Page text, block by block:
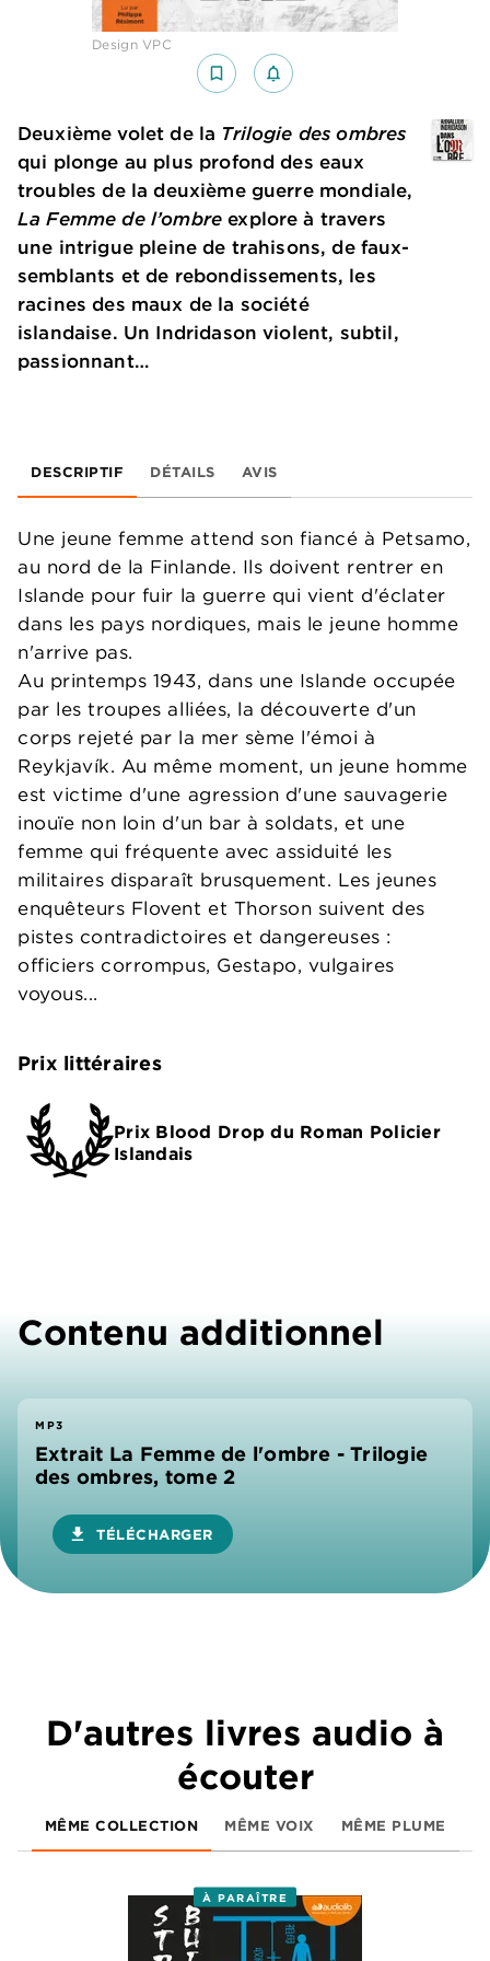
Design VPC
bookmark_border notifications_none_outlined
Deuxième volet de la Trilogie des ombres
qui plonge au plus profond des eaux
troubles de la deuxième guerre mondiale,
La Femme de l’ombre explore à travers
une intrigue pleine de trahisons, de faux-
semblants et de rebondissements, les
racines des maux de la société
islandaise. Un Indridason violent, subtil,
passionnant…
DESCRIPTIF DÉTAILS AVIS
Une jeune femme attend son fiancé à Petsamo,
au nord de la Finlande. Ils doivent rentrer en
Islande pour fuir la guerre qui vient d'éclater
dans les pays nordiques, mais le jeune homme
n'arrive pas.
Au printemps 1943, dans une Islande occupée
par les troupes alliées, la découverte d'un
corps rejeté par la mer sème l'émoi à
Reykjavík. Au même moment, un jeune homme
est victime d'une agression d'une sauvagerie
inouïe non loin d'un bar à soldats, et une
femme qui fréquente avec assiduité les
militaires disparaît brusquement. Les jeunes
enquêteurs Flovent et Thorson suivent des
pistes contradictoires et dangereuses :
officiers corrompus, Gestapo, vulgaires
voyous...
Prix littéraires
Prix Blood Drop du Roman Policier
Islandais
Contenu additionnel
MP3
Extrait La Femme de l'ombre - Trilogie
des ombres, tome 2
download TÉLÉCHARGER
D'autres livres audio à
écouter
MÊME COLLECTION MÊME VOIX MÊME PLUME
À PARAÎTRE